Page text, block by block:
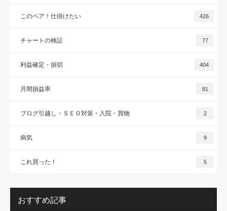
このペア！仕掛けたい 426
チャートの検証 77
利益確定・損切 404
月間損益率 81
ブログ引越し・ＳＥＯ対策・入院・買物 2
病気 9
これ買った！ 5
おすすめ記事